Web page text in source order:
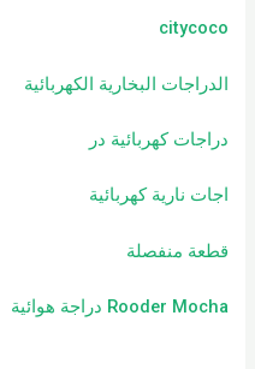
citycoco
الدراجات البخارية الكهربائية
دراجات كهربائية در
اجات نارية كهربائية
قطعة منفصلة
Rooder Mocha دراجة هوائية